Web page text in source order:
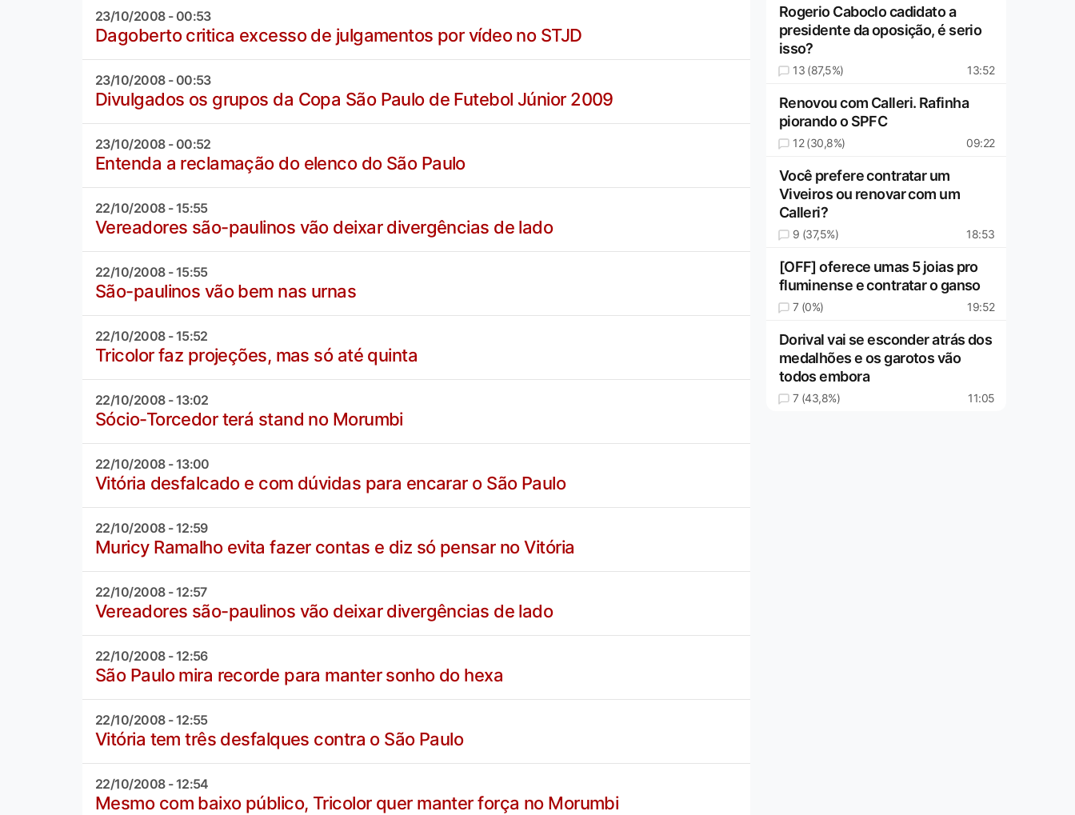
23/10/2008 - 00:53
Dagoberto critica excesso de julgamentos por vídeo no STJD
23/10/2008 - 00:53
Divulgados os grupos da Copa São Paulo de Futebol Júnior 2009
23/10/2008 - 00:52
Entenda a reclamação do elenco do São Paulo
22/10/2008 - 15:55
Vereadores são-paulinos vão deixar divergências de lado
22/10/2008 - 15:55
São-paulinos vão bem nas urnas
22/10/2008 - 15:52
Tricolor faz projeções, mas só até quinta
22/10/2008 - 13:02
Sócio-Torcedor terá stand no Morumbi
22/10/2008 - 13:00
Vitória desfalcado e com dúvidas para encarar o São Paulo
22/10/2008 - 12:59
Muricy Ramalho evita fazer contas e diz só pensar no Vitória
22/10/2008 - 12:57
Vereadores são-paulinos vão deixar divergências de lado
22/10/2008 - 12:56
São Paulo mira recorde para manter sonho do hexa
22/10/2008 - 12:55
Vitória tem três desfalques contra o São Paulo
22/10/2008 - 12:54
Mesmo com baixo público, Tricolor quer manter força no Morumbi
Rogerio Caboclo cadidato a
presidente da oposição, é serio
isso?
13 (87,5%) 13:52
Renovou com Calleri. Rafinha
piorando o SPFC
12 (30,8%) 09:22
Você prefere contratar um
Viveiros ou renovar com um
Calleri?
9 (37,5%) 18:53
[OFF] oferece umas 5 joias pro
fluminense e contratar o ganso
7 (0%) 19:52
Dorival vai se esconder atrás dos
medalhões e os garotos vão
todos embora
7 (43,8%) 11:05